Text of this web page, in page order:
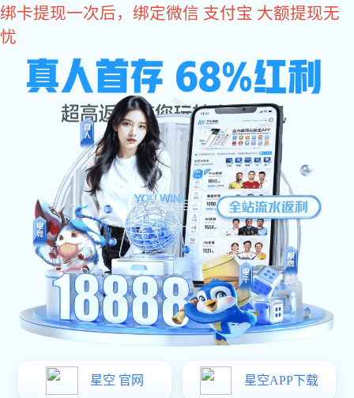
好博体育
当前位置：好博体育>好博体育 资讯>行业动态
公司资讯 行业动态